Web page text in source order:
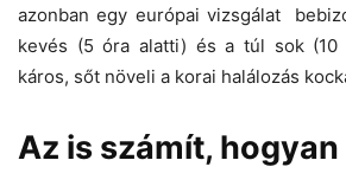
azonban egy európai vizsgálat
kevés (5 óra alatti) és a túl sok
káros, sőt növeli a korai halálozás
Az is számít,